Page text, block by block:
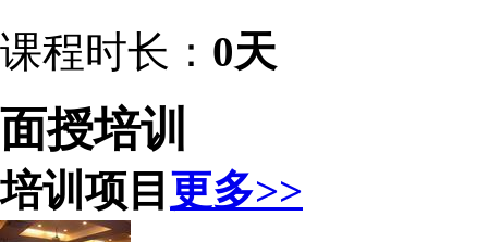
课程时长： 0天
面授培训
培训项目 更多>>